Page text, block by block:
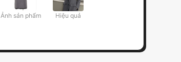
Ảnh sản phẩm Hiệu quả